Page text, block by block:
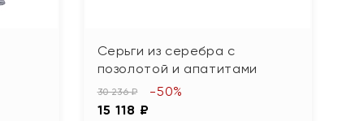
Серьги из серебра с
позолотой и апатитами
30 236 ₽
15 118 ₽
-50%